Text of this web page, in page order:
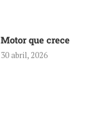
Motor que crece
30 abril, 2026